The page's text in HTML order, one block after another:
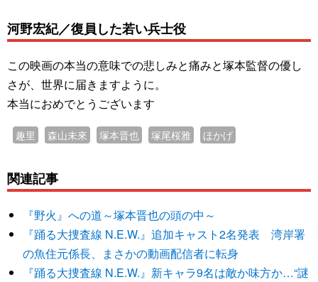
河野宏紀／復員した若い兵士役
この映画の本当の意味での悲しみと痛みと塚本監督の優し
さが、世界に届きますように。
本当におめでとうございます
趣里 森山未來 塚本晋也 塚尾桜雅 ほかげ
関連記事
『野火』への道～塚本晋也の頭の中～
『踊る大捜査線 N.E.W.』追加キャスト2名発表 湾岸署
の魚住元係長、まさかの動画配信者に転身
『踊る大捜査線 N.E.W.』新キャラ9名は敵か味方か…“謎